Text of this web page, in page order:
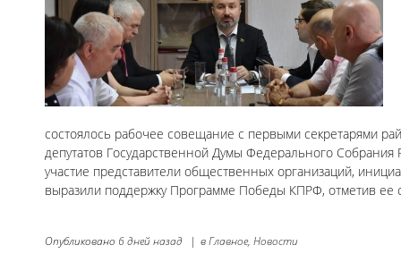
состоялось рабочее совещание с первыми секретарями
депутатов Государственной Думы Федерального
участие представители общественных организаций,
выразили поддержку Программе Победы КПРФ, отметив ее
Опубликовано 6 дней назад | вГлавное, Новости